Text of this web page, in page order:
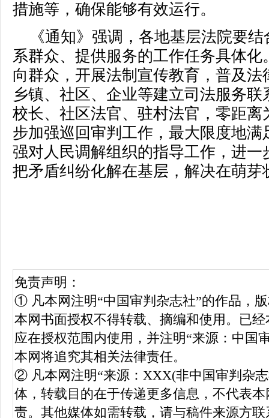
措施等，确保能够有效运行。
《通知》强调，各地基层法院要
系群众、提供服务的工作任务具体
向群众，开展法制宣传教育，普及
乡镇、社区、企业等建立司法服务
校长、社区法官、驻村法官，零距
步加强巡回审判工作，最大限度地
强对人民调解组织的指导工作，进
把矛盾纠纷化解在基层，解决在萌芽
免责声明：
① 凡本网注明“中国审判杂志社”的作品，
本网书面授权不得转载、摘编和使用。已
应在授权范围内使用，并注明“来源：中国
本网将追究其相关法律责任。
② 凡本网注明“来源：XXX(非中国审判杂
体，转载目的在于传递更多信息，不代表
责。其他媒体如需转载，请与稿件来源方